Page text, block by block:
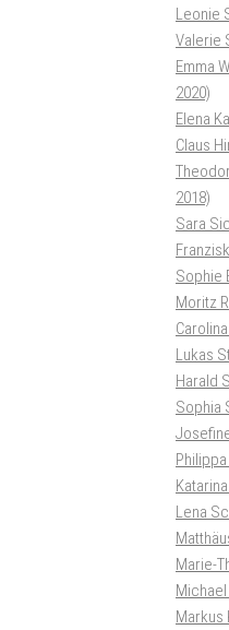
Leonie
Valerie
Emma
2020)
Elena
Claus
2018)
Sara
Sophie
Moritz
Lukas
Harald
Sophia
Lena
Marie-
Markus